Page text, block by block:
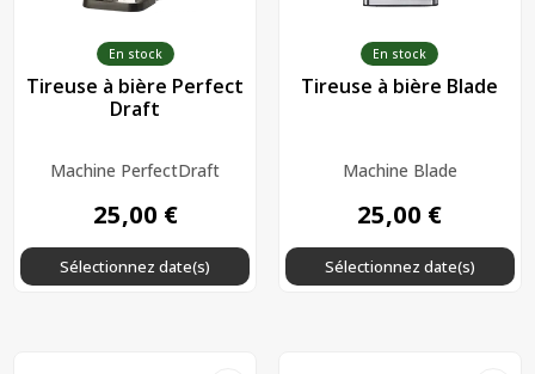
En stock
Tireuse à bière Perfect
Draft
Machine PerfectDraft
25,00 €
Sélectionnez date(s)
En stock
Tireuse à bière Blade
Machine Blade
25,00 €
Sélectionnez date(s)